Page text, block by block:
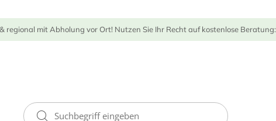
regional mit Abholung vor Ort! Nutzen Sie Ihr Recht auf kostenlose Beratung: